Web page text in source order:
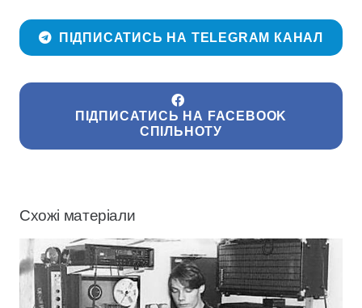
ПІДПИСАТИСЬ НА TELEGRAM КАНАЛ
ПІДПИСАТИСЬ НА FACEBOOK
СПІЛЬНОТУ
Схожі матеріали